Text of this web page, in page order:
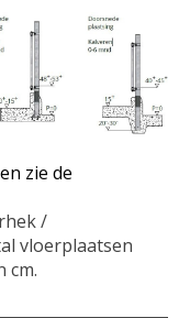
zie de
/
vloerplaatsen
cm.